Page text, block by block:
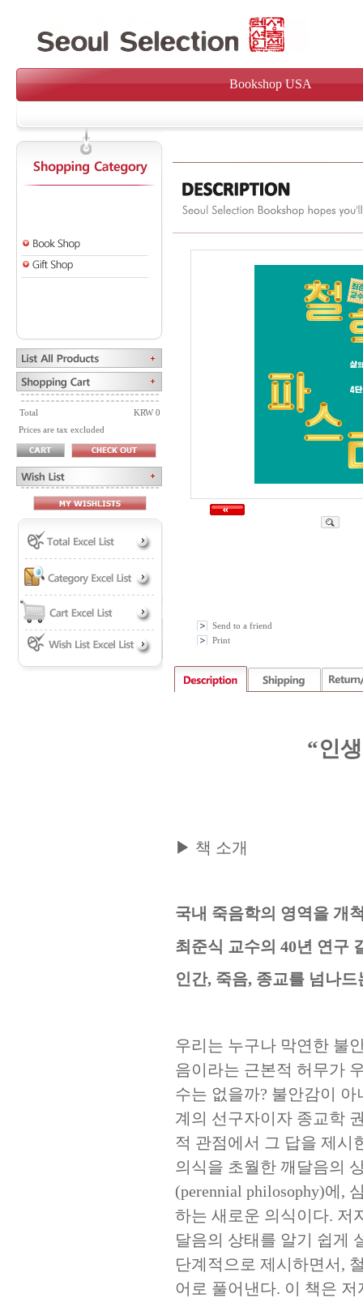
Bookshop USA
Total
KRW 0
Prices are tax excluded
Send to a friend
Print
“인
▶ 책 소개
국내 죽음학의 영역을 개
최준식 교수의 40년 연구
인간, 죽음, 종교를 넘나드
우리는 누구나 막연한 불
음이라는 근본적 허무가
수는 없을까? 불안감이 아
계의 선구자이자 종교학
적 관점에서 그 답을 제시
의식을 초월한 깨달음의
(perennial philosophy)에,
하는 새로운 의식이다. 저
달음의 상태를 알기 쉽게
단계적으로 제시하면서,
어로 풀어낸다. 이 책은